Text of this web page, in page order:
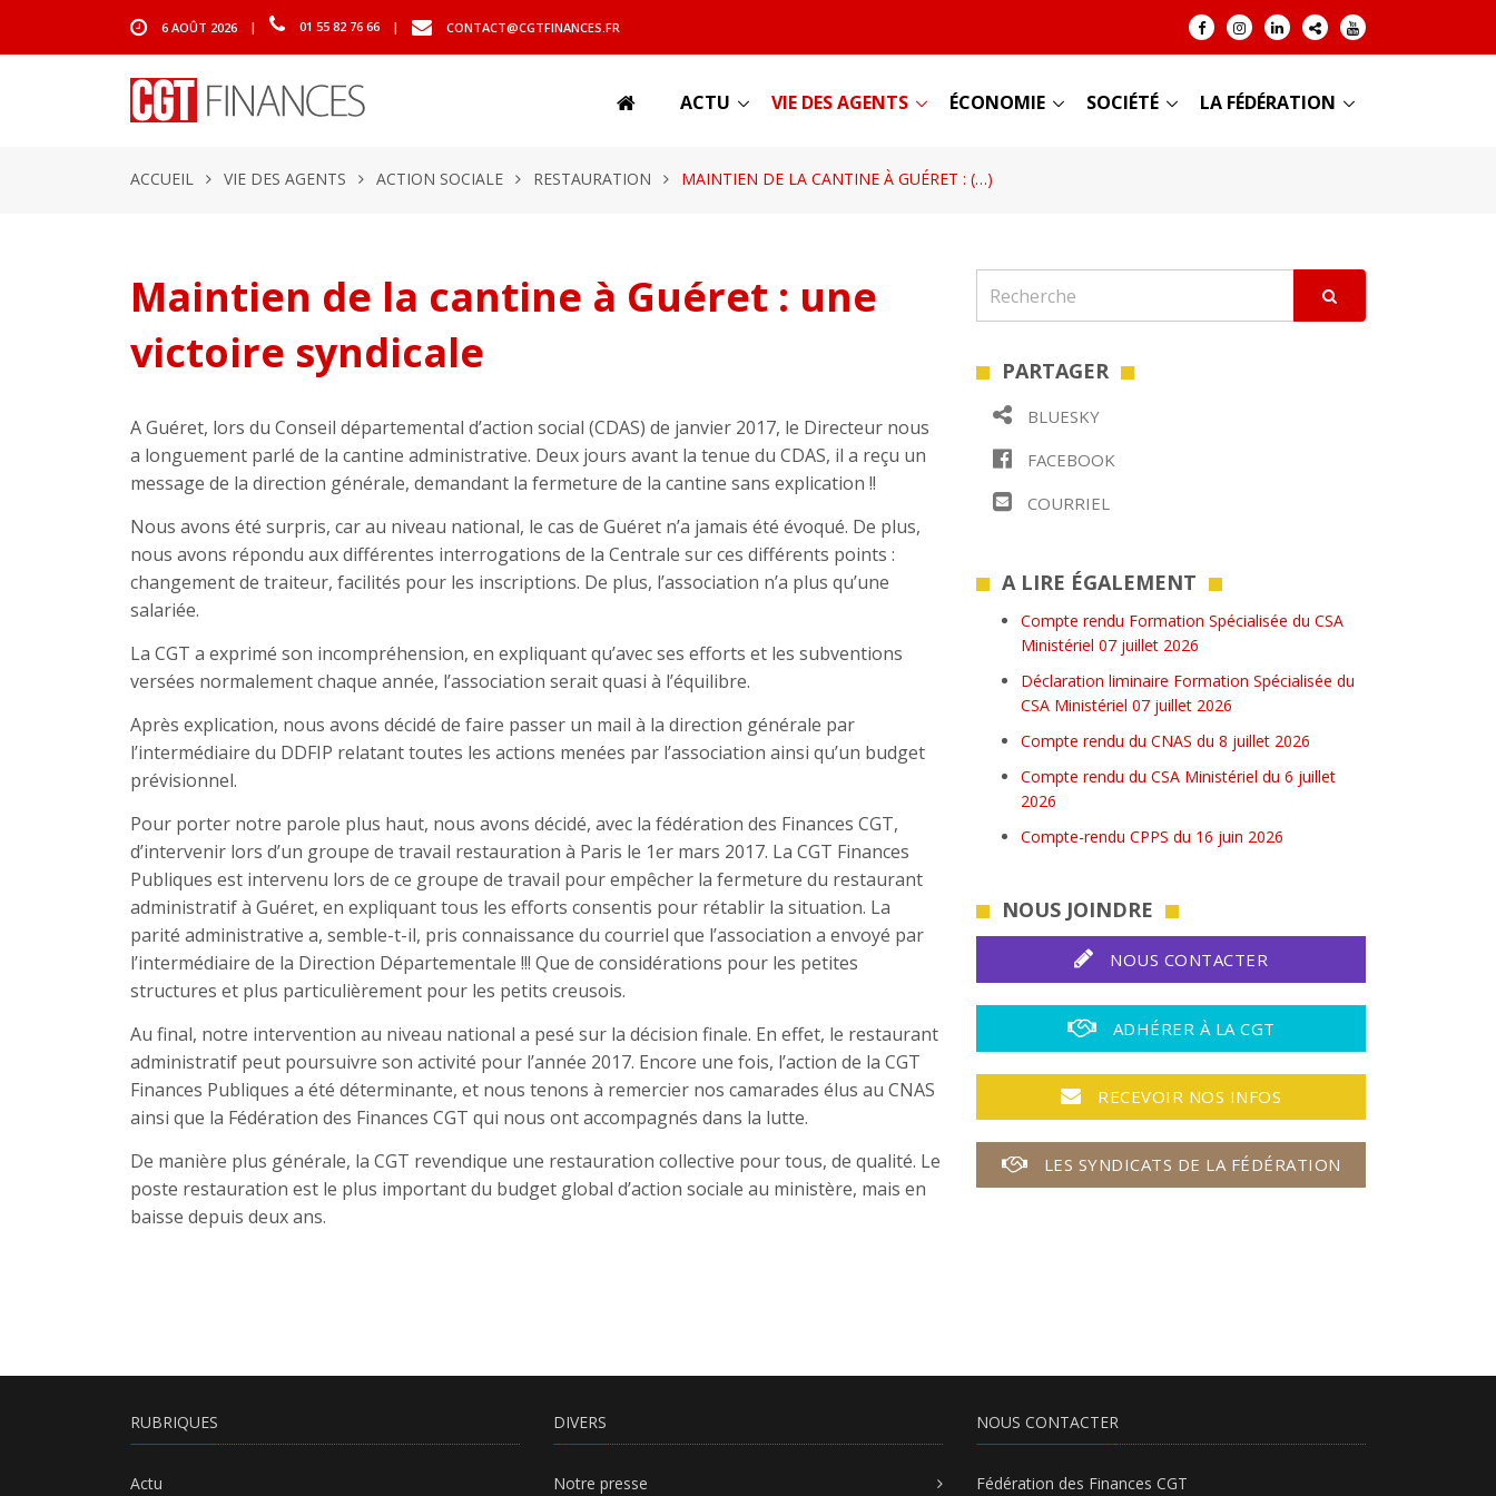
6 AOÛT 2026 | 01 55 82 76 66 | CONTACT@CGTFINANCES.FR
ACTU VIE DES AGENTS ÉCONOMIE SOCIÉTÉ LA FÉDÉRATION
ACCUEIL VIE DES AGENTS ACTION SOCIALE RESTAURATION MAINTIEN DE LA CANTINE À GUÉRET : (…)
Maintien de la cantine à Guéret : une
victoire syndicale
A Guéret, lors du Conseil départemental d’action social (CDAS) de janvier 2017, le Directeur nous
a longuement parlé de la cantine administrative. Deux jours avant la tenue du CDAS, il a reçu un
message de la direction générale, demandant la fermeture de la cantine sans explication !!
Nous avons été surpris, car au niveau national, le cas de Guéret n’a jamais été évoqué. De plus,
nous avons répondu aux différentes interrogations de la Centrale sur ces différents points :
changement de traiteur, facilités pour les inscriptions. De plus, l’association n’a plus qu’une
salariée.
La CGT a exprimé son incompréhension, en expliquant qu’avec ses efforts et les subventions
versées normalement chaque année, l’association serait quasi à l’équilibre.
Après explication, nous avons décidé de faire passer un mail à la direction générale par
l’intermédiaire du DDFIP relatant toutes les actions menées par l’association ainsi qu’un budget
prévisionnel.
Pour porter notre parole plus haut, nous avons décidé, avec la fédération des Finances CGT,
d’intervenir lors d’un groupe de travail restauration à Paris le 1er mars 2017. La CGT Finances
Publiques est intervenu lors de ce groupe de travail pour empêcher la fermeture du restaurant
administratif à Guéret, en expliquant tous les efforts consentis pour rétablir la situation. La
parité administrative a, semble-t-il, pris connaissance du courriel que l’association a envoyé par
l’intermédiaire de la Direction Départementale !!! Que de considérations pour les petites
structures et plus particulièrement pour les petits creusois.
Au final, notre intervention au niveau national a pesé sur la décision finale. En effet, le restaurant
administratif peut poursuivre son activité pour l’année 2017. Encore une fois, l’action de la CGT
Finances Publiques a été déterminante, et nous tenons à remercier nos camarades élus au CNAS
ainsi que la Fédération des Finances CGT qui nous ont accompagnés dans la lutte.
De manière plus générale, la CGT revendique une restauration collective pour tous, de qualité. Le
poste restauration est le plus important du budget global d’action sociale au ministère, mais en
baisse depuis deux ans.
PARTAGER
BLUESKY
FACEBOOK
COURRIEL
A LIRE ÉGALEMENT
Compte rendu Formation Spécialisée du CSA
Ministériel 07 juillet 2026
Déclaration liminaire Formation Spécialisée du
CSA Ministériel 07 juillet 2026
Compte rendu du CNAS du 8 juillet 2026
Compte rendu du CSA Ministériel du 6 juillet
2026
Compte-rendu CPPS du 16 juin 2026
NOUS JOINDRE
NOUS CONTACTER
ADHÉRER À LA CGT
RECEVOIR NOS INFOS
LES SYNDICATS DE LA FÉDÉRATION
RUBRIQUES
Actu
DIVERS
Notre presse
NOUS CONTACTER
Fédération des Finances CGT